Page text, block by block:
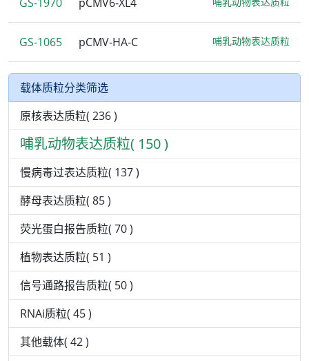
GS-1065 pCMV-HA-C 哺乳动物表达质粒
载体质粒分类筛选
原核表达质粒( 236 )
哺乳动物表达质粒( 150 )
慢病毒过表达质粒( 137 )
酵母表达质粒( 85 )
荧光蛋白报告质粒( 70 )
植物表达质粒( 51 )
信号通路报告质粒( 50 )
RNAi质粒( 45 )
其他载体( 42 )